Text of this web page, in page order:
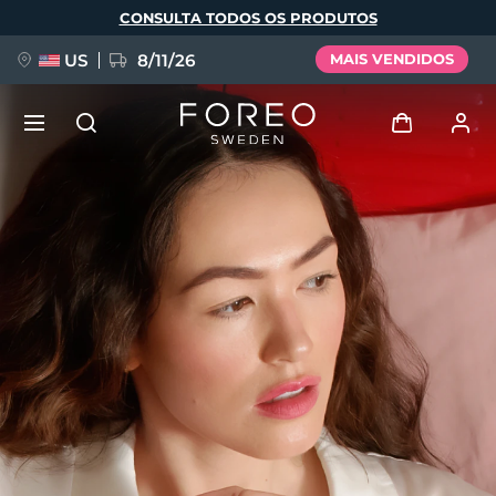
principal
CONSULTA TODOS OS PRODUTOS
US 8/11/26 MAIS VENDIDOS
Entrar
Perfil de usuário
Meus aparelhos
Meus pedidos
Meus endereços
As minhas subscrições
NOVIDADE
FAQ™ Pure Beauty-Tech Elixir
BREAKING NEWS
issa™ Teeth Whitening Set
Idioma
English Deutsch
Español
Français
Português
Polski
Svenska
Русский
Türkçe
简体中文 繁體中文